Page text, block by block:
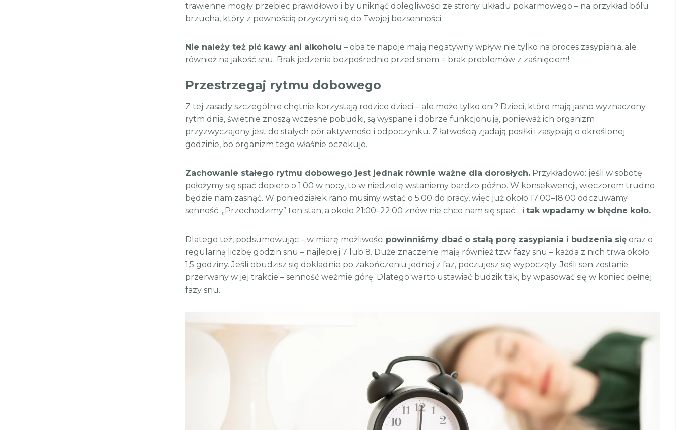
trawienne mogły przebiec prawidłowo i by uniknąć dolegliwości ze strony układu pokarmowego – na przykład bólu
brzucha, który z pewnością przyczyni się do Twojej bezsenności.
Nie należy też pić kawy ani alkoholu – oba te napoje mają negatywny wpływ nie tylko na proces zasypiania, ale
również na jakość snu. Brak jedzenia bezpośrednio przed snem = brak problemów z zaśnięciem!
Przestrzegaj rytmu dobowego
Z tej zasady szczególnie chętnie korzystają rodzice dzieci – ale może tylko oni? Dzieci, które mają jasno wyznaczony
rytm dnia, świetnie znoszą wczesne pobudki, są wyspane i dobrze funkcjonują, ponieważ ich organizm
przyzwyczajony jest do stałych pór aktywności i odpoczynku. Z łatwością zjadają posiłki i zasypiają o określonej
godzinie, bo organizm tego właśnie oczekuje.
Zachowanie stałego rytmu dobowego jest jednak równie ważne dla dorosłych. Przykładowo: jeśli w sobotę
położymy się spać dopiero o 1:00 w nocy, to w niedzielę wstaniemy bardzo późno. W konsekwencji, wieczorem trudno
będzie nam zasnąć. W poniedziałek rano musimy wstać o 5:00 do pracy, więc już około 17:00–18:00 odczuwamy
senność. „Przechodzimy” ten stan, a około 21:00–22:00 znów nie chce nam się spać… i tak wpadamy w błędne koło.
Dlatego też, podsumowując – w miarę możliwości powinniśmy dbać o stałą porę zasypiania i budzenia się oraz o
regularną liczbę godzin snu – najlepiej 7 lub 8. Duże znaczenie mają również tzw. fazy snu – każda z nich trwa około
1,5 godziny. Jeśli obudzisz się dokładnie po zakończeniu jednej z faz, poczujesz się wypoczęty. Jeśli sen zostanie
przerwany w jej trakcie – senność weźmie górę. Dlatego warto ustawiać budzik tak, by wpasować się w koniec pełnej
fazy snu.